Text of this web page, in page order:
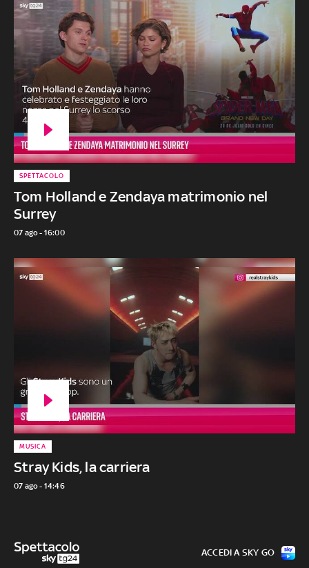
Tom Holland e Zendaya matrimonio nel
Surrey
SPETTACOLO
07 ago - 16:00
Stray Kids, la carriera
MUSICA
07 ago - 14:46
ACCEDI A SKY GO